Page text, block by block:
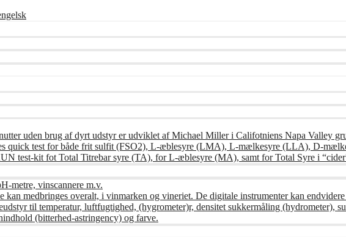
uden brug af dyrt udstyr er udviklet af Michael Miller i Califotniens Napa Valley
quick test for både frit sulfit (FSO2), L-æblesyre (LMA), L-mælkesyre (LLA), D-
test-kit fot Total Titrebar syre (TA), for L-æblesyre (MA), samt for Total Syre i
metre, vinscannere m.v.
kan medbringes overalt, i vinmarken og vineriet. De digitale instrumenter kan
til temperatur, luftfugtighed, (hygrometer)r, densitet sukkermåling (hydrometer),
(bitterhed-astringency) og farve.